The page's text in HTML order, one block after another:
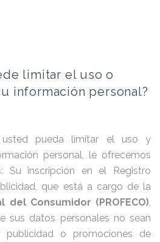
limitar el uso o
información personal?
pueda limitar el uso y
personal, le ofrecemos
Su inscripción en el Registro
que está a cargo de la
del Consumidor (PROFECO),
sus datos personales no sean
publicidad o promociones de